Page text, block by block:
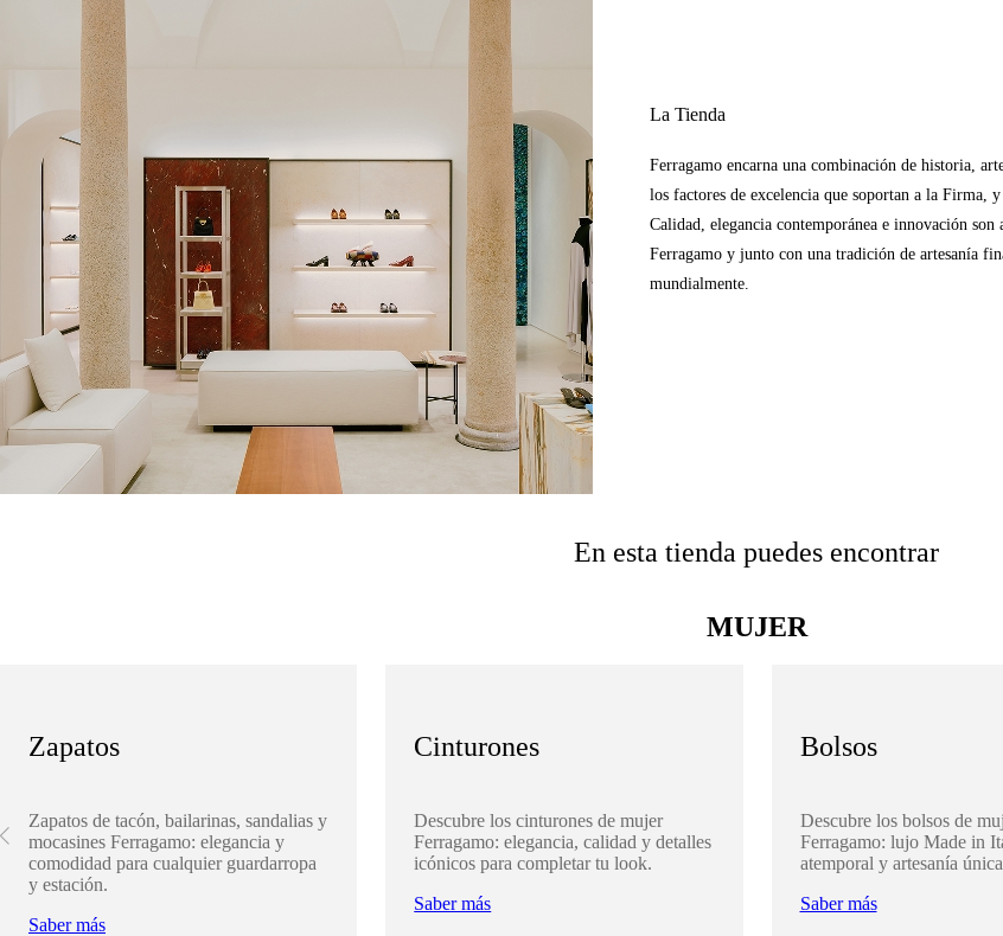
La Tienda
Ferragamo encarna una combinación de historia,
los factores de excelencia que soportan a la Firma,
Calidad, elegancia contemporánea e innovación
Ferragamo y junto con una tradición de artesanía
mundialmente.
En esta tienda puedes encontrar
MUJER
Zapatos
Zapatos de tacón, bailarinas, sandalias y
mocasines Ferragamo: elegancia y
comodidad para cualquier guardarropa
y estación.
Saber más
Cinturones
Descubre los cinturones de mujer
Ferragamo: elegancia, calidad y detalles
icónicos para completar tu look.
Saber más
Bolsos
Descubre los bolsos de
Ferragamo: lujo Made in
atemporal y artesanía
Saber más